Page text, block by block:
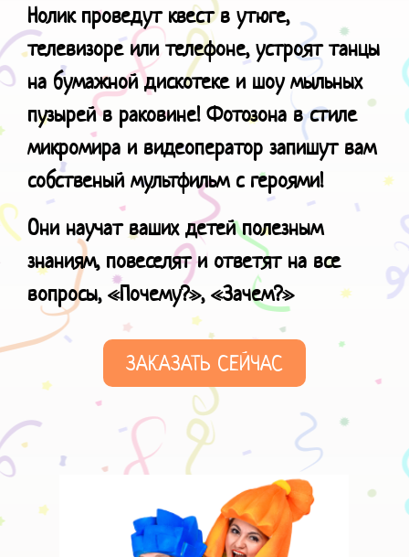
Нолик проведут квест в утюге,
телевизоре или телефоне, устроят танцы
на бумажной дискотеке и шоу мыльных
пузырей в раковине! Фотозона в стиле
микромира и видеоператор запишут вам
собственый мультфильм с героями!
Они научат ваших детей полезным
знаниям, повеселят и ответят на все
вопросы, «Почему?», «Зачем?»
ЗАКАЗАТЬ СЕЙЧАС